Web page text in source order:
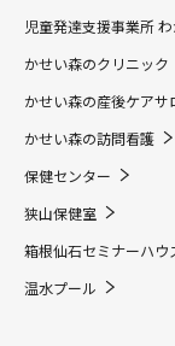
児童発達支援事業所
かせい森のクリニック
かせい森の産後ケアサ
かせい森の訪問看護
保健センター
狭山保健室
箱根仙石セミナーハウ
温水プール